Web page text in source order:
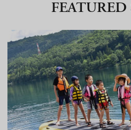
FEATURED